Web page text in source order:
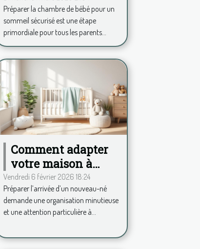
sécurisé ?
Préparer la chambre de bébé pour un
sommeil sécurisé est une étape
primordiale pour tous les parents...
Comment adapter
votre maison à
l'arrivée d'un
nouveau-né?
Vendredi 6 février 2026 18:24
Préparer l’arrivée d’un nouveau-né
demande une organisation minutieuse
et une attention particulière à...